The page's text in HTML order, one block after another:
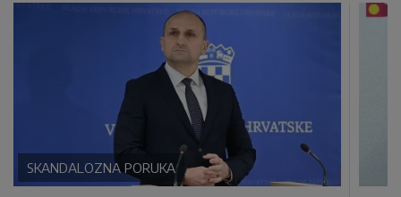
SKANDALOZNA PORUKA